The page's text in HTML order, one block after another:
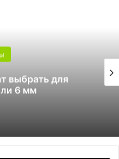
выбрать для
6 мм